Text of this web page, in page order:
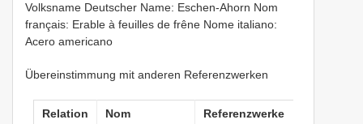
Volksname Deutscher Name: Eschen-Ahorn Nom
français: Erable à feuilles de frêne Nome italiano:
Acero americano
Übereinstimmung mit anderen Referenzwerken
Relation Nom Referenzwerke